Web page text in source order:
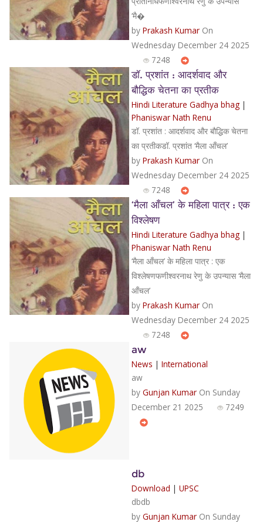
‘मै�
by Prakash KumarOn
Wednesday December 24 2025
7248
डॉ. प्रशांत : आदर्शवाद और
बौद्धिक चेतना का प्रतीक
Hindi Literature Gadhya bhag|
Phaniswar Nath Renu
डॉ. प्रशांत : आदर्शवाद और बौद्धिक चेतना
का प्रतीकडॉ. प्रशांत ‘मैला आँचल’
by Prakash KumarOn
Wednesday December 24 2025
7248
‘मैला आँचल’ के महिला पात्र : एक
विश्लेषण
Hindi Literature Gadhya bhag|
Phaniswar Nath Renu
‘मैला आँचल’ के महिला पात्र : एक
विश्लेषणफणीश्वरनाथ रेणु के उपन्यास ‘मैला
आँचल’
by Prakash KumarOn
Wednesday December 24 2025
7248
aw
News | International
aw
by Gunjan KumarOn Sunday
December 21 2025
7249
db
Download | UPSC
dbdb
by Gunjan KumarOn Sunday